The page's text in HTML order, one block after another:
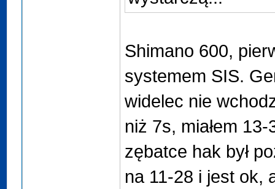
Shimano 600,
systemem SIS.
widelec nie
niż 7s, miałem
zębatce hak był
na 11-28 i jest ok,